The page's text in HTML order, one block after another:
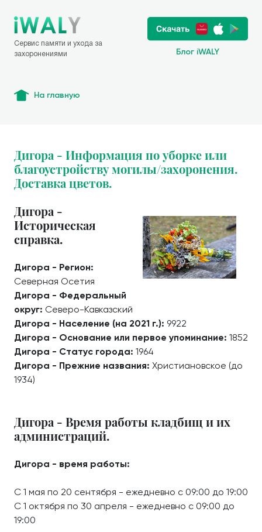
Сервис памяти и ухода за
захоронениями
Блог iWALY
На главную
Дигора - Информация по уборке или
благоустройству могилы/захоронения.
Доставка цветов.
Дигора -
Историческая
справка.
Дигора - Регион:
Северная Осетия
Дигора - Федеральный
округ: Северо-Кавказский
Дигора - Население (на 2021 г.): 9922
Дигора - Основание или первое упоминание: 1852
Дигора - Статус города: 1964
Дигора - Прежние названия: Христиановское (до
1934)
Дигора - Время работы кладбищ и их
администраций.
Дигора - время работы:
С 1 мая по 20 сентября - ежедневно с 09:00 до 19:00
С 1 октября по 30 апреля - ежедневно с 09:00 до
19:00